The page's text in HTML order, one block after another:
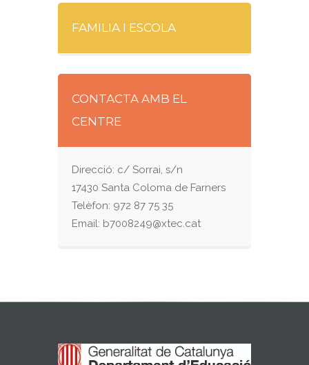
FAMILIA I ESCOLA
CONTACTA AMB EL
CENTRE
Direcció: c/ Sorrai, s/n
17430 Santa Coloma de Farners
Telèfon: 972 87 75 35
Email: b7008249@xtec.cat